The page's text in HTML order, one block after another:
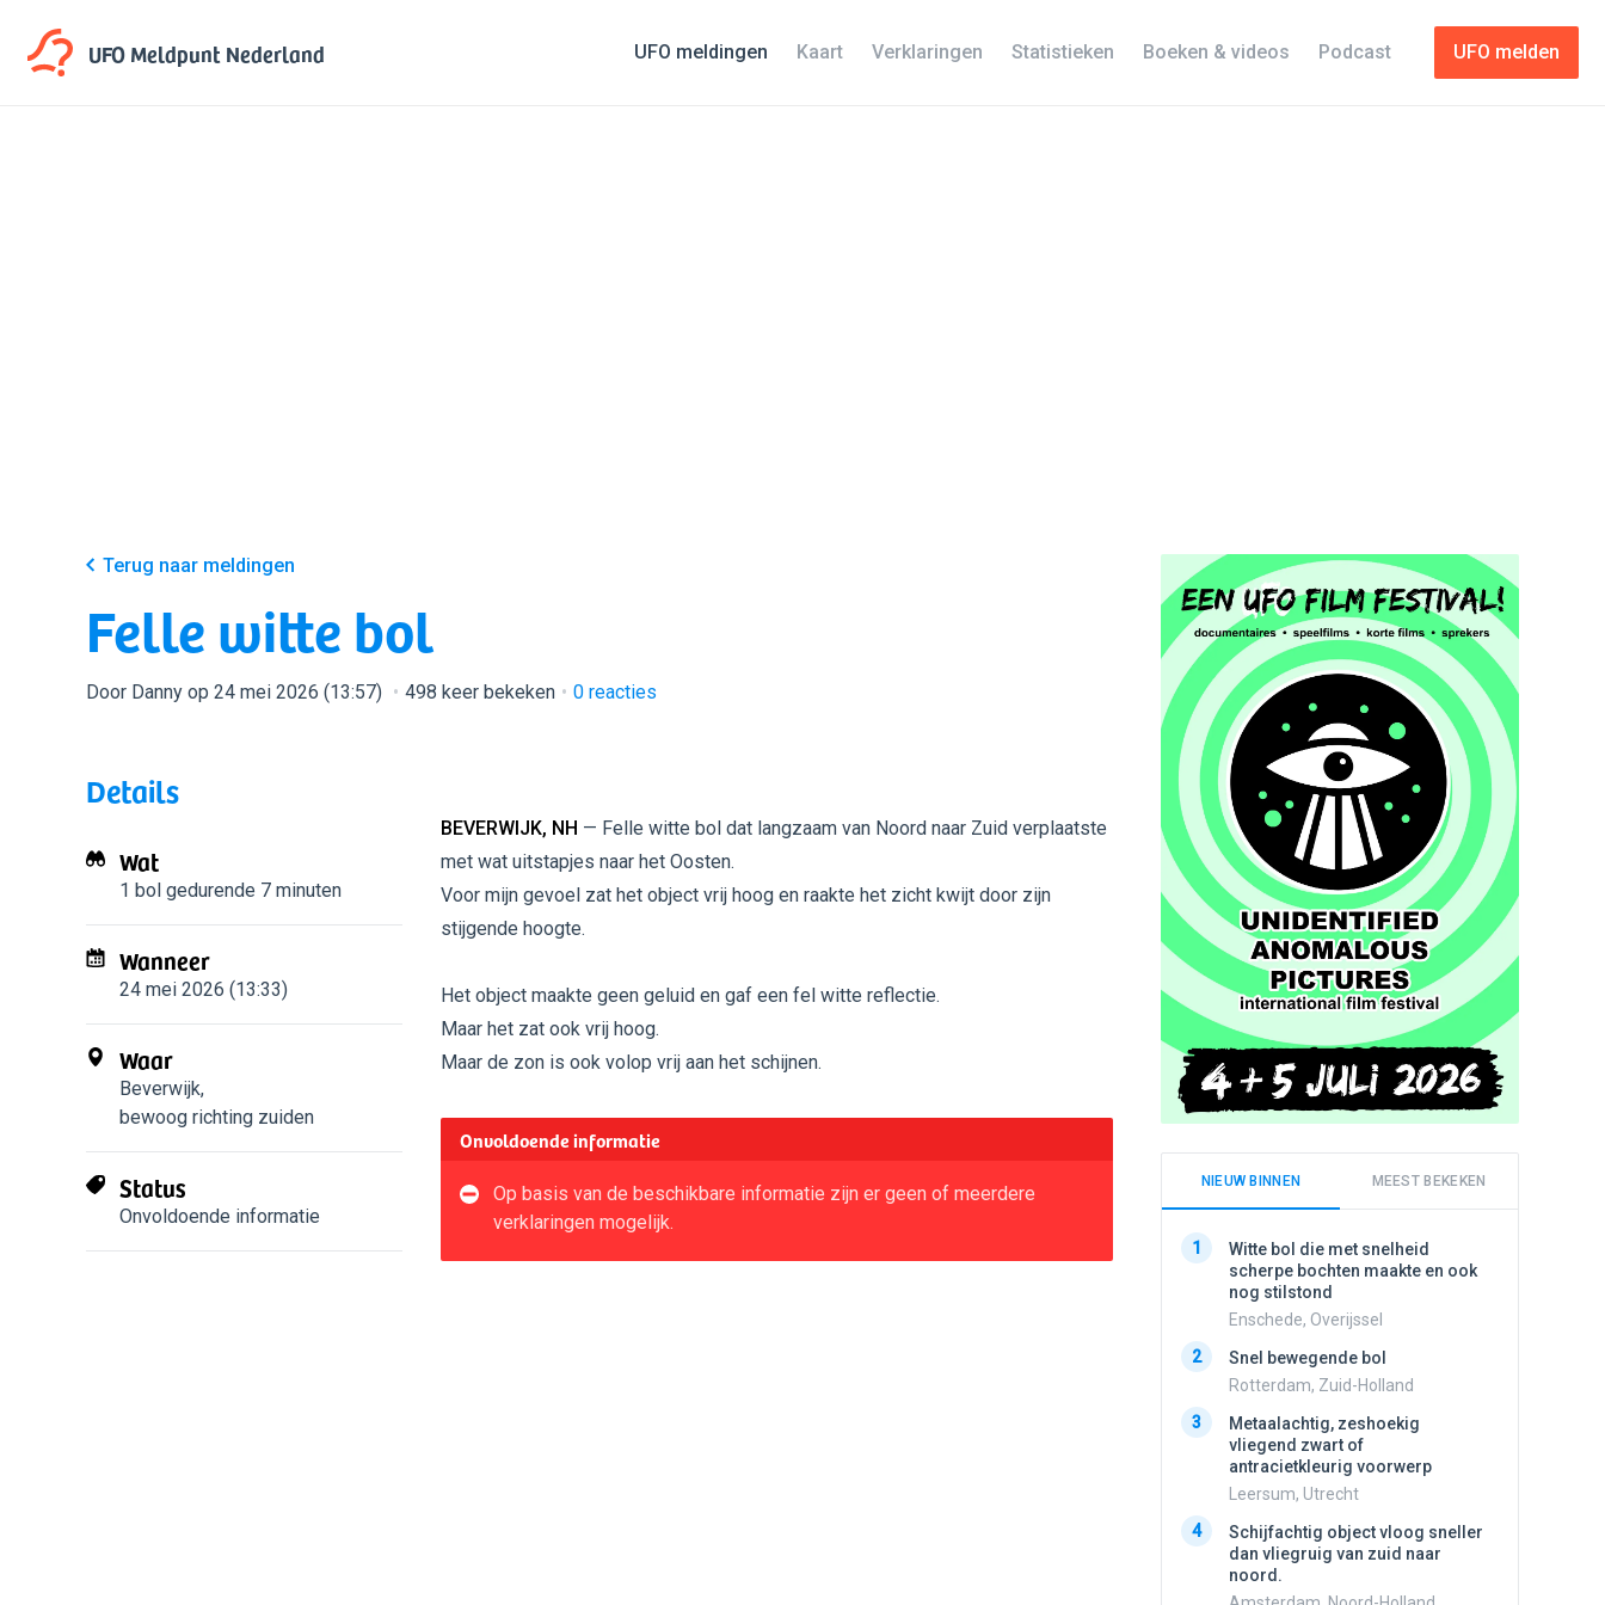
UFO MeldpuntNederland UFO melden
UFO meldingen Kaart Verklaringen Statistieken Boeken & videos Podcast
Terug naar meldingen
Felle witte bol
Door Danny op 24 mei 2026 (13:57) 498 keer bekeken 0 reacties
Details
Wat
1 bol gedurende 7 minuten
Wanneer
24 mei 2026 (13:33)
Waar
Beverwijk,
bewoog richting zuiden
Status
Onvoldoende informatie
BEVERWIJK, NH — Felle witte bol dat langzaam van Noord naar Zuid verplaatste
met wat uitstapjes naar het Oosten.
Voor mijn gevoel zat het object vrij hoog en raakte het zicht kwijt door zijn
stijgende hoogte.
Het object maakte geen geluid en gaf een fel witte reflectie.
Maar het zat ook vrij hoog.
Maar de zon is ook volop vrij aan het schijnen.
Onvoldoende informatie
Op basis van de beschikbare informatie zijn er geen of meerdere
verklaringen mogelijk.
NIEUW BINNEN MEEST BEKEKEN
1
Witte bol die met snelheid
scherpe bochten maakte en ook
nog stilstond
Enschede, Overijssel
2
Snel bewegende bol
Rotterdam, Zuid-Holland
3
Metaalachtig, zeshoekig
vliegend zwart of
antracietkleurig voorwerp
Leersum, Utrecht
4
Schijfachtig object vloog sneller
dan vliegruig van zuid naar
noord.